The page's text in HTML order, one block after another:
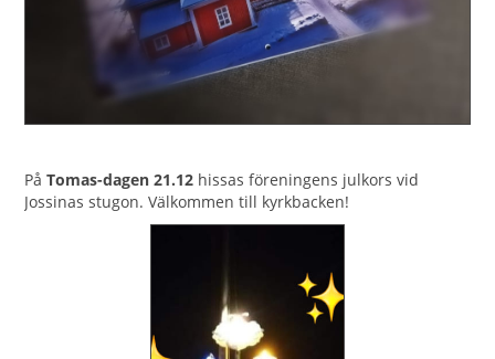
PåTomas-dagen 21.12 hissas föreningens julkors vid
Jossinas stugon. Välkommen till kyrkbacken!